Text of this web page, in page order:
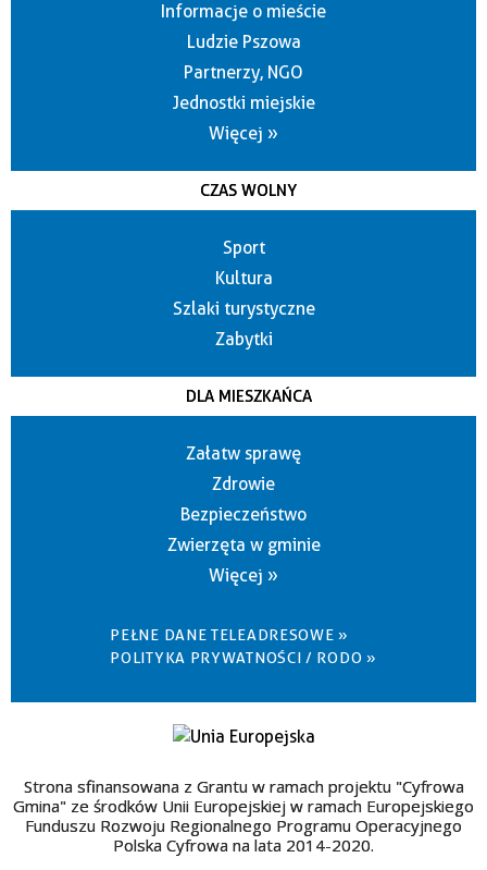
Informacje o mieście
Ludzie Pszowa
Partnerzy, NGO
Jednostki miejskie
Więcej »
CZAS WOLNY
Sport
Kultura
Szlaki turystyczne
Zabytki
DLA MIESZKAŃCA
Załatw sprawę
Zdrowie
Bezpieczeństwo
Zwierzęta w gminie
Więcej »
PEŁNE DANE TELEADRESOWE »
POLITYKA PRYWATNOŚCI / RODO »
Strona sfinansowana z Grantu w ramach projektu "Cyfrowa
Gmina" ze środków Unii Europejskiej w ramach Europejskiego
Funduszu Rozwoju Regionalnego Programu Operacyjnego
Polska Cyfrowa na lata 2014-2020.